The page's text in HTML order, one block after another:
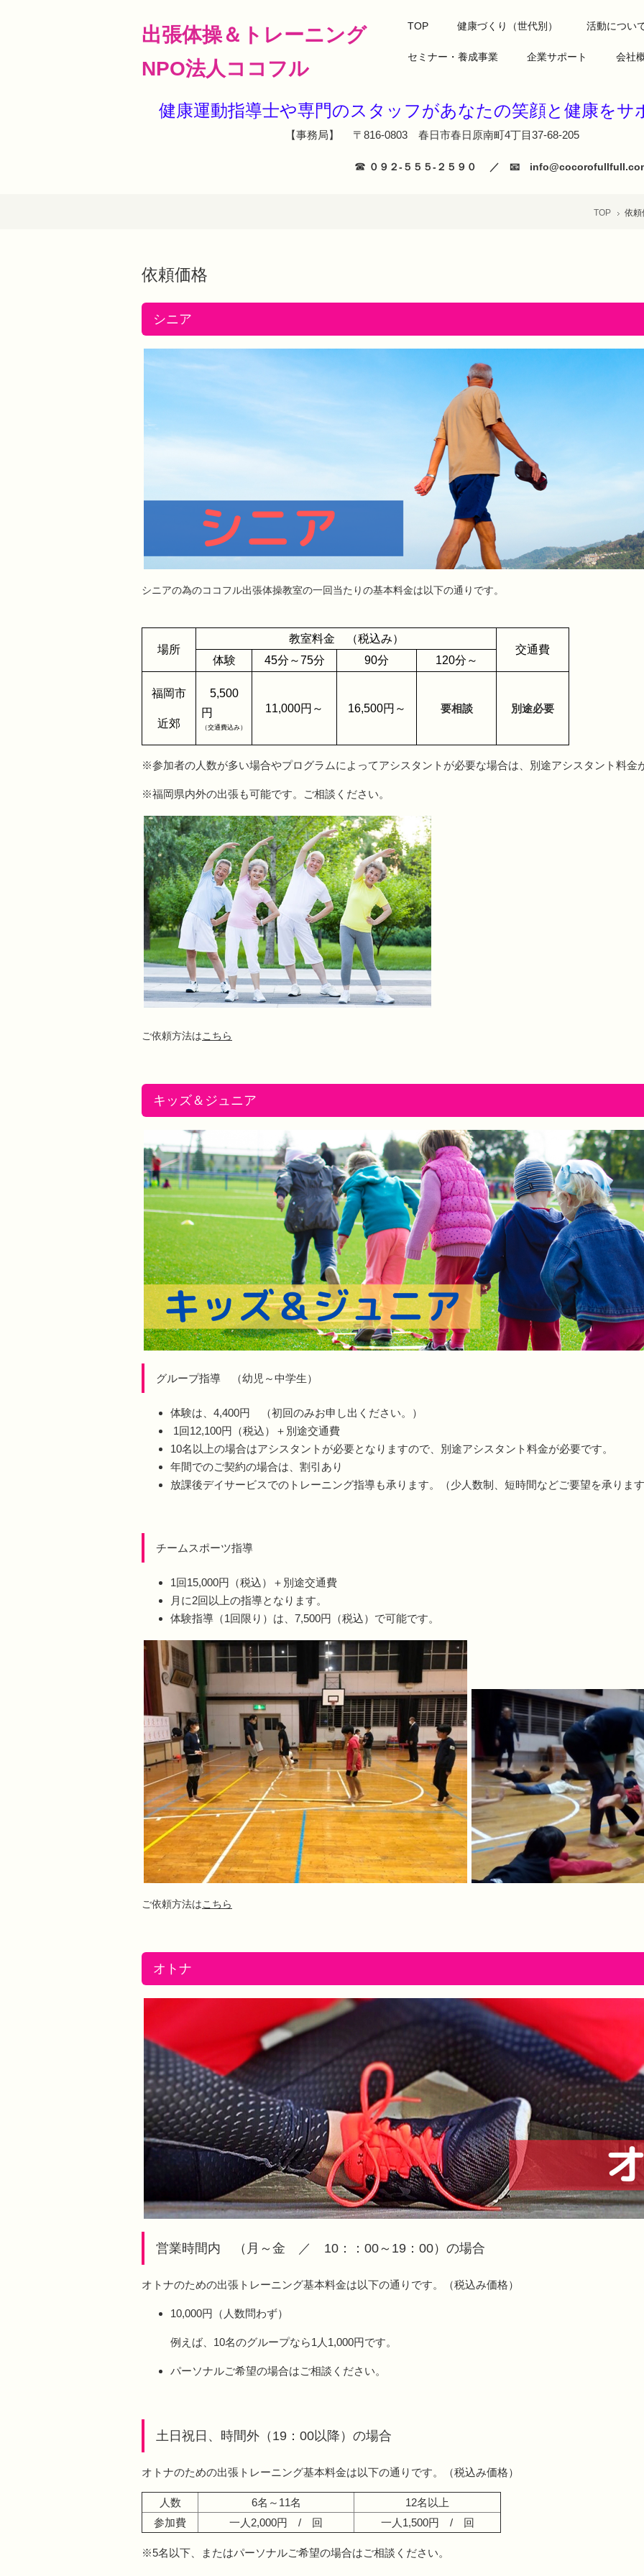
出張体操＆トレーニング
NPO法人ココフル
TOP 健康づくり（世代別） 活動につい
セミナー・養成事業 企業サポート 会社
健康運動指導士や専門のスタッフがあなたの笑顔と健
【事務局】 〒816-0803 春日市春日原南町4丁目37-68-205
☎ ０９２‐５５５‐２５９０ ／ 📧
TOP 依頼
依頼価格
シニア
シニアの為のココフル出張体操教室の一回当たりの基本料金は以下の通りです。
場所
教室料金 （税込み）
交通費
体験
45分～75分 90分 120分～
福岡市
近郊
5,500
円
（交通費込み）
11,000円～ 16,500円～ 要相談 別途必要
※参加者の人数が多い場合やプログラムによってアシスタントが必要な場合は、別途アシスタント料金
※福岡県内外の出張も可能です。ご相談ください。
ご依頼方法はこちら
キッズ＆ジュニア
グループ指導 （幼児～中学生）
体験は、4,400円 （初回のみお申し出ください。）
1回12,100円（税込）＋別途交通費
10名以上の場合はアシスタントが必要となりますので、別途アシスタント料金が必要です。
年間でのご契約の場合は、割引あり
放課後デイサービスでのトレーニング指導も承ります。（少人数制、短時間などご要望を承りま
チームスポーツ指導
1回15,000円（税込）＋別途交通費
月に2回以上の指導となります。
体験指導（1回限り）は、7,500円（税込）で可能です。
ご依頼方法はこちら
オトナ
営業時間内 （月～金 ／ 10：：00～19：00）の場合
オトナのための出張トレーニング基本料金は以下の通りです。（税込み価格）
10,000円（人数問わず）
例えば、10名のグループなら1人1,000円です。
パーソナルご希望の場合はご相談ください。
土日祝日、時間外（19：00以降）の場合
オトナのための出張トレーニング基本料金は以下の通りです。（税込み価格）
人数 6名～11名
12名以上
参加費
一人2,000円 / 回 一人1,500円 / 回
※5名以下、またはパーソナルご希望の場合はご相談ください。